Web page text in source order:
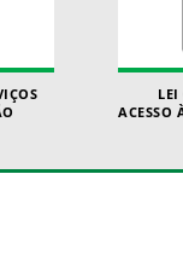
LEI
ACESSO